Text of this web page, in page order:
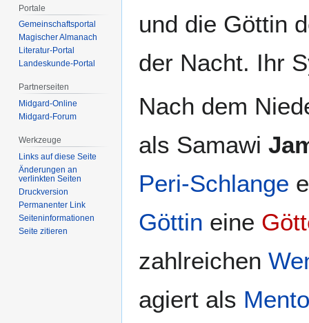
und die Göttin
der Nacht. Ihr
Nach dem
als Samawi
Peri-Schlange
Göttin eine
zahlreichen
agiert als
Portale
Gemeinschafts­portal
Magischer Almanach
Literatur-Portal
Landeskunde-Portal
Partnerseiten
Midgard-Online
Midgard-Forum
Werkzeuge
Links auf diese Seite
Änderungen an
verlinkten Seiten
Druckversion
Permanenter Link
Seiten­­informationen
Seite zitieren